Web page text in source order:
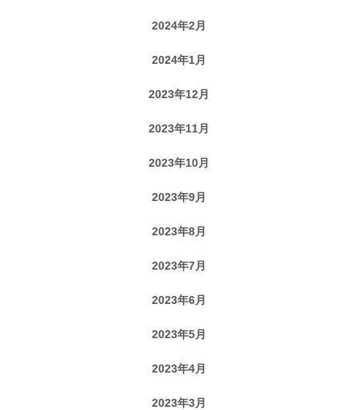
2024年2月
2024年1月
2023年12月
2023年11月
2023年10月
2023年9月
2023年8月
2023年7月
2023年6月
2023年5月
2023年4月
2023年3月